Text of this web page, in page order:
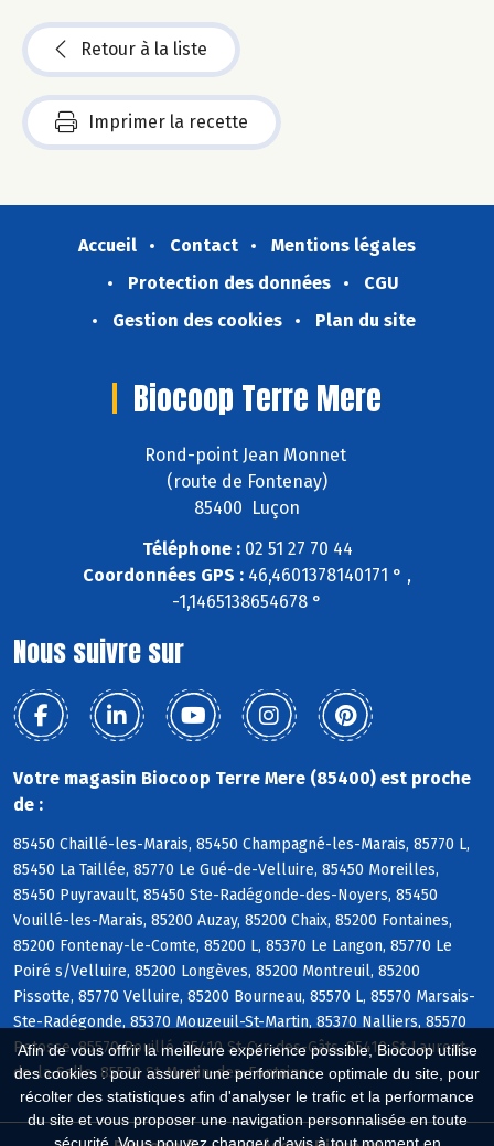
Afin de vous offrir la meilleure expérience possible, Biocoop utilise
des cookies : pour assurer une performance optimale du site, pour
récolter des statistiques afin d'analyser le trafic et la performance
du site et vous proposer une navigation personnalisée en toute
Retour à la liste
Imprimer la recette
Accueil Contact
Mentions légales
Protection des données
CGU
Gestion des cookies
Plan du site
Biocoop Terre Mere
Rond-point Jean Monnet
(route de Fontenay)
85400 Luçon
Téléphone :02 51 27 70 44
Coordonnées GPS : 46,4601378140171 ° ,
-1,1465138654678 °
Nous suivre sur
Votre magasin Biocoop Terre Mere (85400) est proche
de :
85450 Chaillé-les-Marais, 85450 Champagné-les-Marais, 85770 L,
85450 La Taillée, 85770 Le Gué-de-Velluire, 85450 Moreilles,
85450 Puyravault, 85450 Ste-Radégonde-des-Noyers, 85450
Vouillé-les-Marais, 85200 Auzay, 85200 Chaix, 85200 Fontaines,
85200 Fontenay-le-Comte, 85200 L, 85370 Le Langon, 85770 Le
Poiré s/Velluire, 85200 Longèves, 85200 Montreuil, 85200
Pissotte, 85770 Velluire, 85200 Bourneau, 85570 L, 85570 Marsais-
Ste-Radégonde, 85370 Mouzeuil-St-Martin, 85370 Nalliers, 85570
Petosse, 85570 Pouillé, 85410 St-Cyr-des-Gâts, 85410 St-Laurent-
de-la-Salle, 85570 St-Martin-des-Fontaines